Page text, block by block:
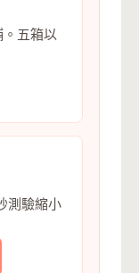
五箱以
測驗縮小